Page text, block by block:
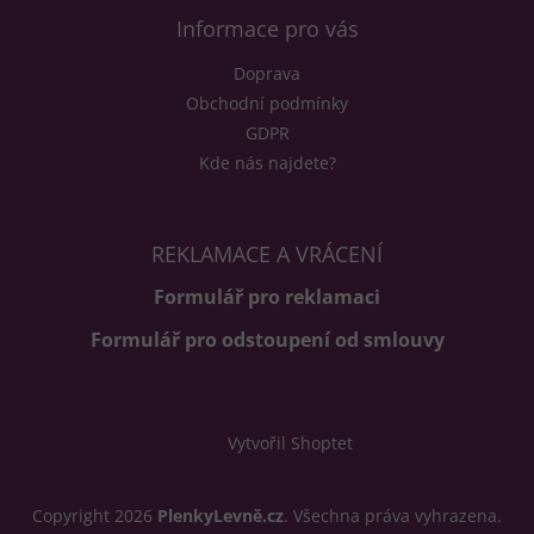
y
ý
p
i
s
u
Informace pro vás
Doprava
Obchodní podmínky
GDPR
Kde nás najdete?
REKLAMACE A VRÁCENÍ
Formulář pro reklamaci
Formulář pro odstoupení od smlouvy
Vytvořil Shoptet
Copyright 2026 PlenkyLevně.cz. Všechna práva vyhrazena.